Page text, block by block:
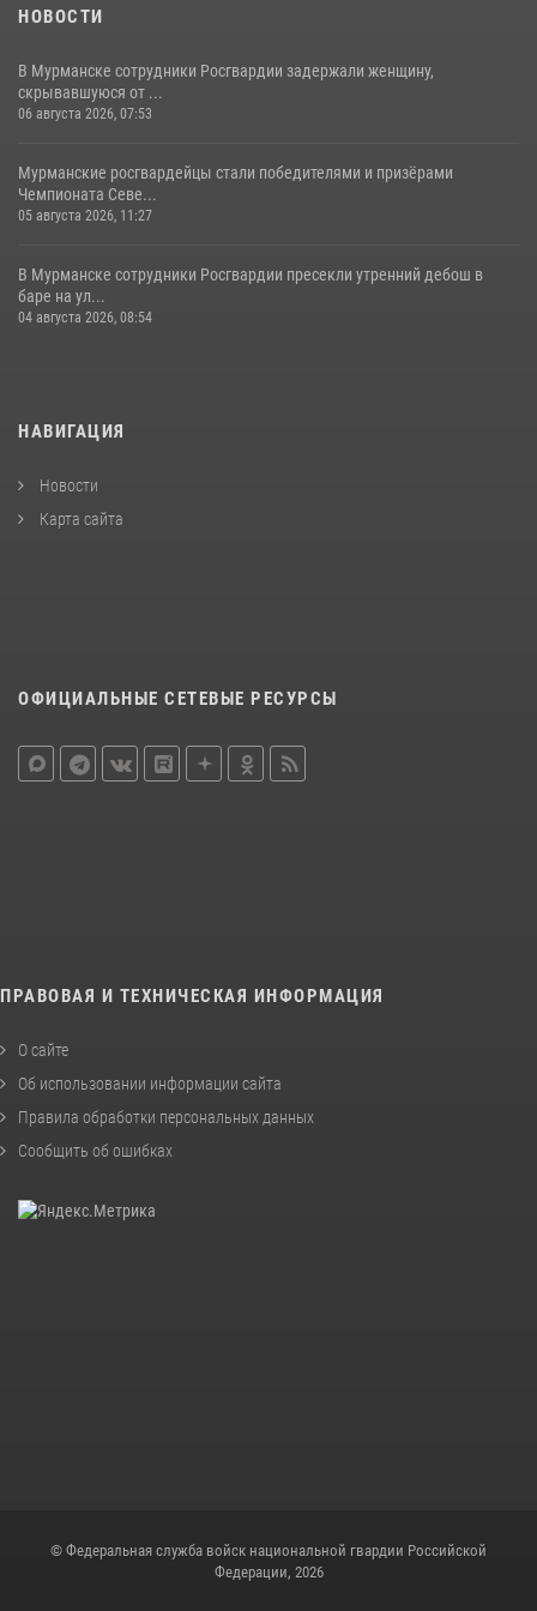
НОВОСТИ
В Мурманске сотрудники Росгвардии задержали женщину,
скрывавшуюся от ...
06 августа 2026, 07:53
Мурманские росгвардейцы стали победителями и призёрами
Чемпионата Севе...
05 августа 2026, 11:27
В Мурманске сотрудники Росгвардии пресекли утренний дебош в
баре на ул...
04 августа 2026, 08:54
НАВИГАЦИЯ
Новости
Карта сайта
ОФИЦИАЛЬНЫЕ СЕТЕВЫЕ РЕСУРСЫ
ПРАВОВАЯ И ТЕХНИЧЕСКАЯ ИНФОРМАЦИЯ
О сайте
Об использовании информации сайта
Правила обработки персональных данных
Сообщить об ошибках
© Федеральная служба войск национальной гвардии Российской
Федерации, 2026